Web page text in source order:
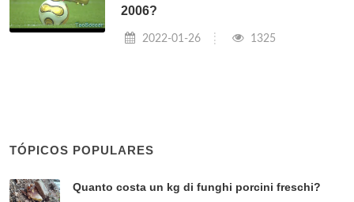
2006?
2022-01-26 1325
TÓPICOS POPULARES
Quanto costa un kg di funghi porcini freschi?